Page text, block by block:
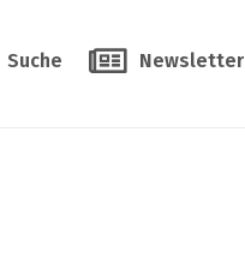
Suche Newsletter